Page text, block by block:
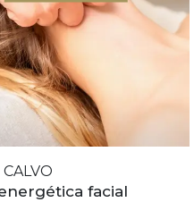
facial